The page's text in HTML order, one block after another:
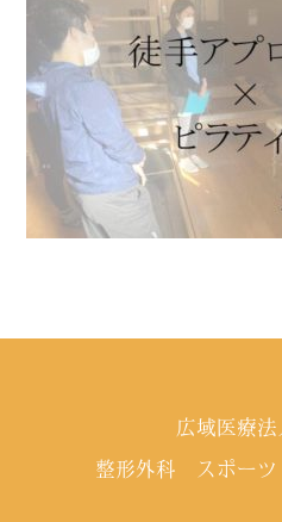
広域医療
整形外科 スポーツ